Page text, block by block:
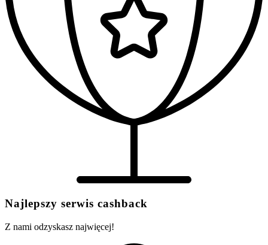
Najlepszy serwis cashback
Z nami odzyskasz najwięcej!